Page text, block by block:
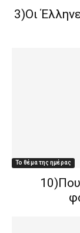
3)Οι
Το θέμα της ημέρας